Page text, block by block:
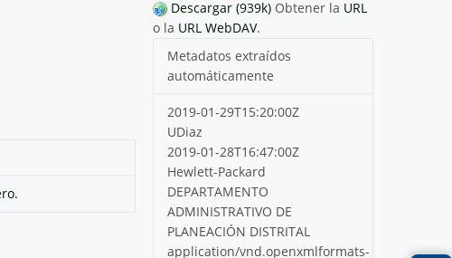
Descargar (939k) Obtener la URL
o la URL WebDAV.
Metadatos extraídos
automáticamente
2019-01-29T15:20:00Z
UDiaz
2019-01-28T16:47:00Z
Hewlett-Packard
DEPARTAMENTO
ADMINISTRATIVO DE
PLANEACIÓN DISTRITAL
application/vnd.openxmlformats-